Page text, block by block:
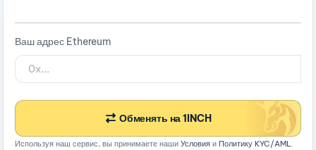
Ваш адрес Ethereum
Обменять на 1INCH
Используя наш сервис, вы принимаете наши Условия и Политику KYC/AML.